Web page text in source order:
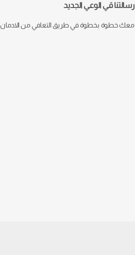
رسالتنا قي الوعي الجديد
معك خطوة بخطوة في طريق التعافي من الادمان